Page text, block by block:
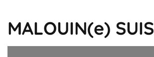
MALOUIN(e) SUIS